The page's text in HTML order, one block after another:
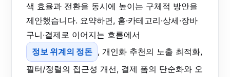
색 효율과 전환을 동시에 높이는 구체적 방안을
제안했습니다. 요약하면, 홈·카테고리·상세·장바
구니·결제로 이어지는 흐름에서
정보 위계의 정돈 , 개인화 추천의 노출 최적화,
필터/정렬의 접근성 개선, 결제 폼의 단순화와 오